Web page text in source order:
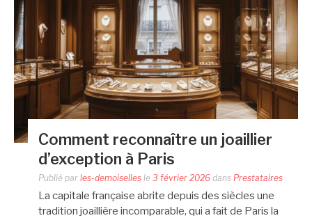
Comment reconnaître un joaillier
d’exception à Paris
Publié par les-demoiselles le 3 février 2026 dans Prestataires
La capitale française abrite depuis des siècles une
tradition joaillière incomparable, qui a fait de Paris la